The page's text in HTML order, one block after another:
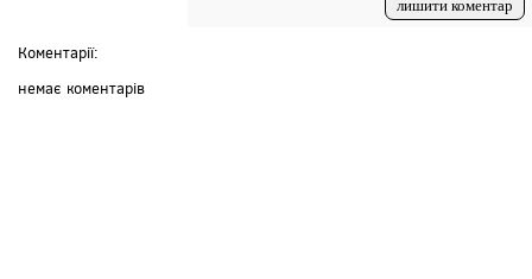
Коментарії:
немає коментарів